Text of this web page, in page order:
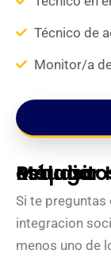
Técnico de
Monitor/a
Requisitos de acceso para estudiar Integración Social en Málaga
Si te
integracion
menos uno de